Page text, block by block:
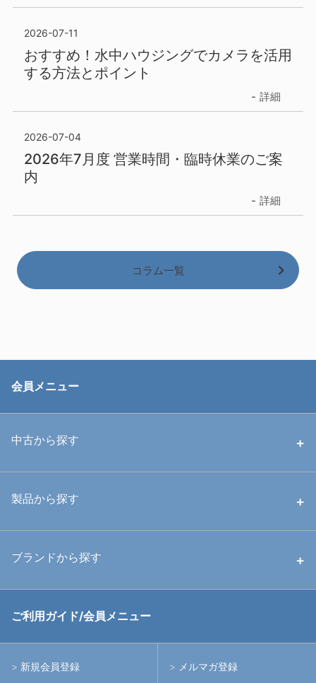
2026-07-11
おすすめ！水中ハウジングでカメラを活用
する方法とポイント
詳細
2026-07-04
2026年7月度 営業時間・臨時休業のご案
内
詳細
コラム一覧
会員メニュー
中古から探す
中古ハウジング
中古アームシステム
製品から探す
ハウジング
ライト
ブランドから探す
RGBlue
イノン
ご利用ガイド/会員メニュー
新規会員登録 メルマガ登録